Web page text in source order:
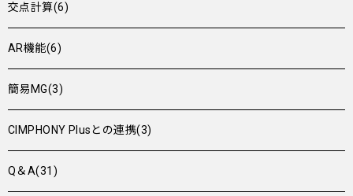
交点計算(6)
AR機能(6)
簡易MG(3)
CIMPHONY Plusとの連携(3)
Q＆A(31)